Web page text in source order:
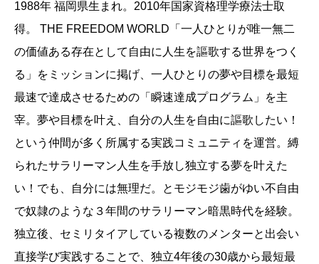
1988年 福岡県生まれ。2010年国家資格理学療法士取
得。 THE FREEDOM WORLD「一人ひとりが唯一無二
の価値ある存在として自由に人生を謳歌する世界をつく
る」をミッションに掲げ、一人ひとりの夢や目標を最短
最速で達成させるための「瞬速達成プログラム」を主
宰。夢や目標を叶え、自分の人生を自由に謳歌したい！
という仲間が多く所属する実践コミュニティを運営。縛
られたサラリーマン人生を手放し独立する夢を叶えた
い！でも、自分には無理だ。とモジモジ歯がゆい不自由
で奴隷のような３年間のサラリーマン暗黒時代を経験。
独立後、セミリタイアしている複数のメンターと出会い
直接学び実践することで、独立4年後の30歳から最短最